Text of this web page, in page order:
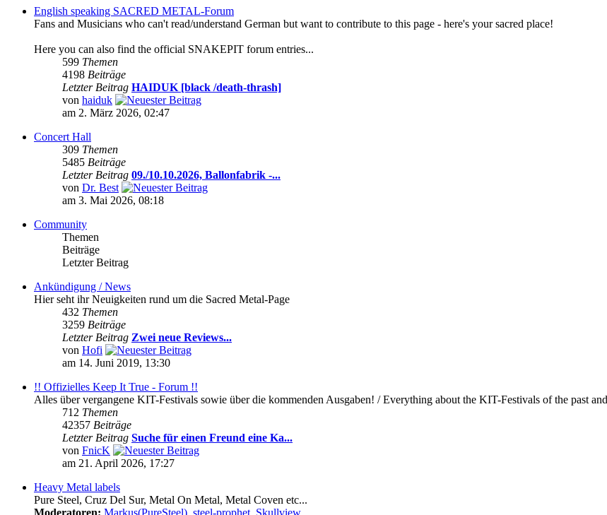
English speaking SACRED METAL-Forum
Fans and Musicians who can't read/understand German but want to contribute to this page - here's your sacred place!
Here you can also find the official SNAKEPIT forum entries...
599 Themen
4198 Beiträge
Letzter Beitrag HAIDUK [black /death-thrash]
von haiduk
am 2. März 2026, 02:47
Concert Hall
309 Themen
5485 Beiträge
Letzter Beitrag 09./10.10.2026, Ballonfabrik -...
von Dr. Best
am 3. Mai 2026, 08:18
Community
Themen
Beiträge
Letzter Beitrag
Ankündigung / News
Hier seht ihr Neuigkeiten rund um die Sacred Metal-Page
432 Themen
3259 Beiträge
Letzter Beitrag Zwei neue Reviews...
von Hofi
am 14. Juni 2019, 13:30
!! Offizielles Keep It True - Forum !!
Alles über vergangene KIT-Festivals sowie über die kommenden Ausgaben! / Everything about the KIT-Festivals of the past
712 Themen
42357 Beiträge
Letzter Beitrag Suche für einen Freund eine Ka...
von FnicK
am 21. April 2026, 17:27
Heavy Metal labels
Pure Steel, Cruz Del Sur, Metal On Metal, Metal Coven etc...
Moderatoren: Markus(PureSteel) steel-prophet Skullview